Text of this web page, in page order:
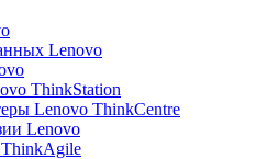
Lenovo
ThinkStation
Lenovo ThinkCentre
Lenovo